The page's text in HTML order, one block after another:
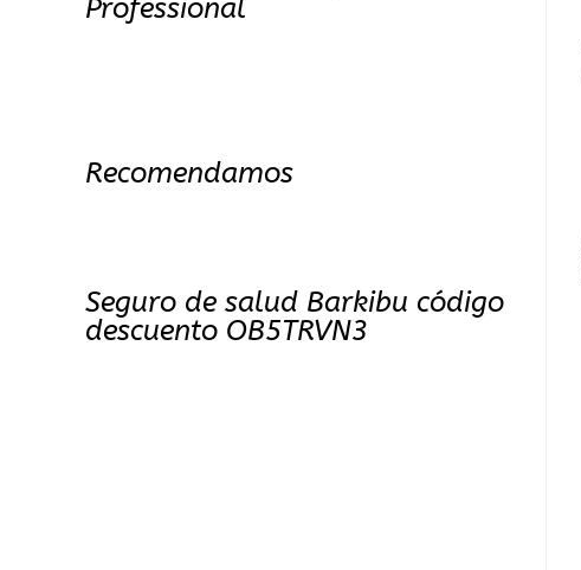
Professional
Recomendamos
Seguro de salud Barkibu código
descuento OB5TRVN3